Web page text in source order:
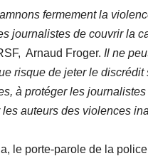
fermement la
journalistes de couvrir la
Arnaud Froger. Il ne
risque de jeter le
à protéger les
auteurs des violences
le porte-parole de la